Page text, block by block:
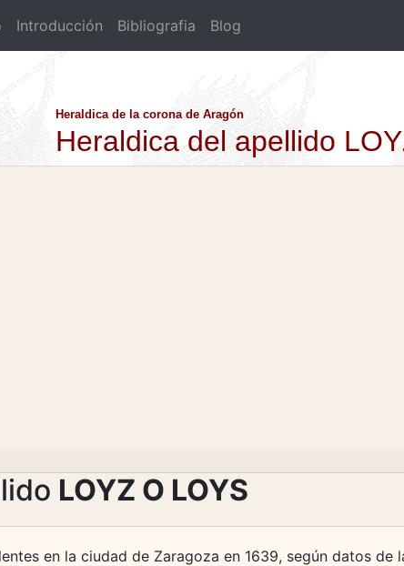
Introducción Bibliografia Blog
Heraldica de la corona de Aragón
Heraldica del apellido
LOYZ O LOYS
en la ciudad de Zaragoza en 1639, según datos de